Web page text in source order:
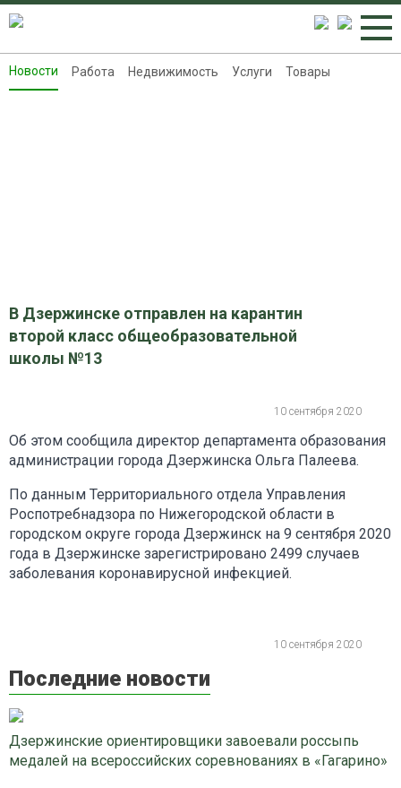
Новости
Новости Работа Недвижимость Услуги Товары
В Дзержинске отправлен на карантин
второй класс общеобразовательной
школы №13
10 сентября 2020
Об этом сообщила директор департамента образования
администрации города Дзержинска Ольга Палеева.
По данным Территориального отдела Управления
Роспотребнадзора по Нижегородской области в
городском округе города Дзержинск на 9 сентября 2020
года в Дзержинске зарегистрировано 2499 случаев
заболевания коронавирусной инфекцией.
10 сентября 2020
Последние новости
Дзержинские ориентировщики завоевали россыпь
медалей на всероссийских соревнованиях в «Гагарино»